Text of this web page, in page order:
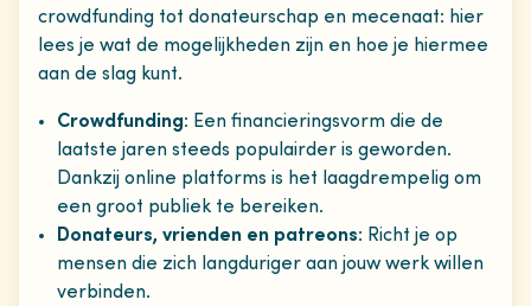
crowdfunding tot donateurschap en mecenaat: hier
lees je wat de mogelijkheden zijn en hoe je hiermee
aan de slag kunt.
Crowdfunding: Een financieringsvorm die de
laatste jaren steeds populairder is geworden.
Dankzij online platforms is het laagdrempelig om
een groot publiek te bereiken.
Donateurs, vrienden en patreons: Richt je op
mensen die zich langduriger aan jouw werk willen
verbinden.